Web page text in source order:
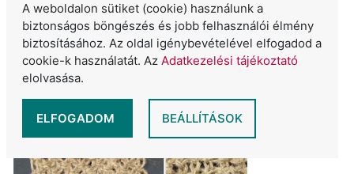
A weboldalon sütiket (cookie) használunk a
biztonságos böngészés és jobb felhasználói élmény
biztosításához. Az oldal igénybevételével elfogadod a
cookie-k használatát. Az Adatkezelési tájékoztató
elolvasása.
ELFOGADOM BEÁLLÍTÁSOK